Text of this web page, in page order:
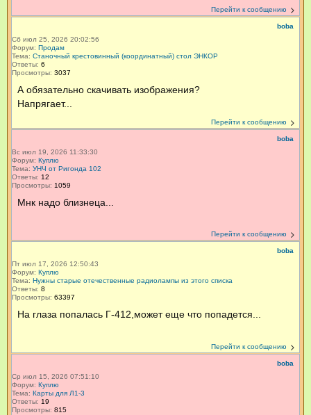
Перейти к сообщению
boba
Сб июл 25, 2026 20:02:56
Форум: Продам
Тема: Станочный крестовинный (координатный) стол ЭНКОР
Ответы: 6
Просмотры: 3037
А обязательно скачивать изображения?
Напрягает...
Перейти к сообщению
boba
Вс июл 19, 2026 11:33:30
Форум: Куплю
Тема: УНЧ от Ригонда 102
Ответы: 12
Просмотры: 1059
Мнк надо близнеца...
Перейти к сообщению
boba
Пт июл 17, 2026 12:50:43
Форум: Куплю
Тема: Нужны старые отечественные радиолампы из этого списка
Ответы: 8
Просмотры: 63397
На глаза попалась Г-412,может еще что попадется...
Перейти к сообщению
boba
Ср июл 15, 2026 07:51:10
Форум: Куплю
Тема: Карты для Л1-3
Ответы: 19
Просмотры: 815